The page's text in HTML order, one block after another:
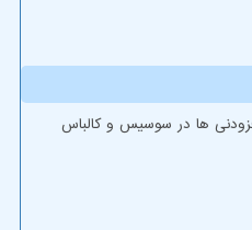
ها در سوسیس و کالباس